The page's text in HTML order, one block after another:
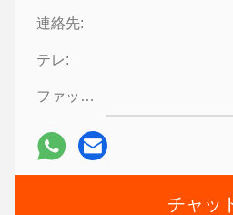
連絡先:
テレ:
ファックス:
チャッ